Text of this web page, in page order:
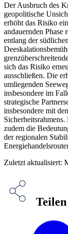
Der Ausbruch des
geopolitische
erhöht das Risiko
andauernden Phase
entlang der
sich das Risiko
ausschließen. Die
umliegenden
insbesondere im
strategische
insbesondere mit
zudem die
der regionalen
Zuletzt aktualisiert:
Teilen